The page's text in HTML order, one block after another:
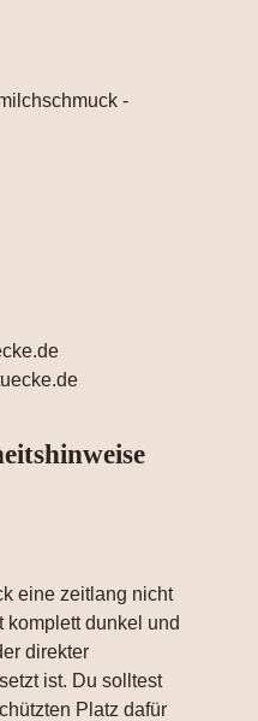
-
eine zeitlang nicht
komplett dunkel und
direkter
ist. Du solltest
Platz dafür